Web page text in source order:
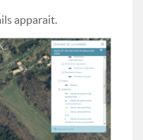
apparait.